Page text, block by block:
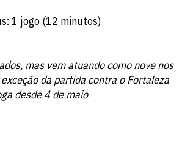
1 jogo (12 minutos)
mas vem atuando como nove nos
da partida contra o Fortaleza
desde 4 de maio